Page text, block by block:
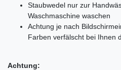
Staubwedel nur zur
Waschmaschine waschen
Achtung je nach
Farben verfälscht bei Ihnen
Achtung: